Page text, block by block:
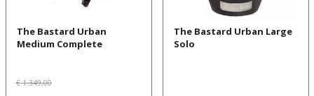
The Bastard Urban
Medium Complete
€ 1.349,00
The Bastard Urban Large
Solo